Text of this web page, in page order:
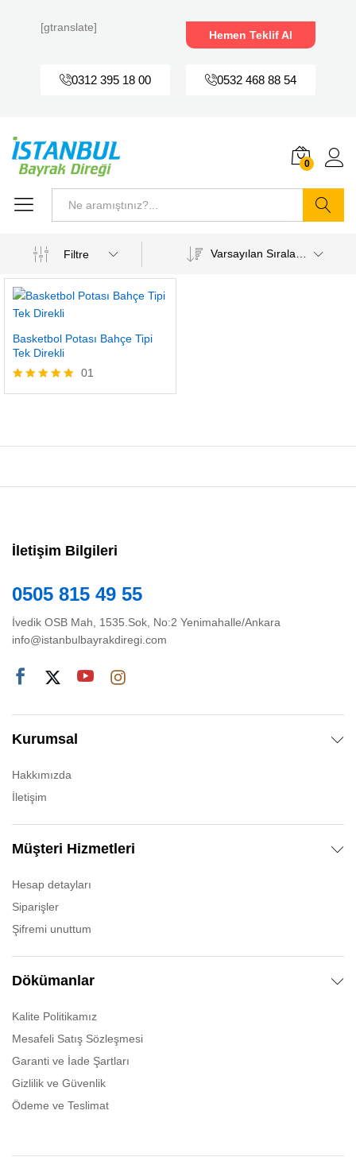
[gtranslate]
Hemen Teklif Al
0312 395 18 00 0532 468 88 54
0
Filtre
Basketbol Potası Bahçe Tipi
Tek Direkli
5 üzerinden
01
İletişim Bilgileri
0505 815 49 55
İvedik OSB Mah, 1535.Sok, No:2 Yenimahalle/Ankara
info@istanbulbayrakdiregi.com
Kurumsal
Hakkımızda
İletişim
Müşteri Hizmetleri
Hesap detayları
Siparişler
Şifremi unuttum
Dökümanlar
Kalite Politikamız
Mesafeli Satış Sözleşmesi
Garanti ve İade Şartları
Gizlilik ve Güvenlik
Ödeme ve Teslimat